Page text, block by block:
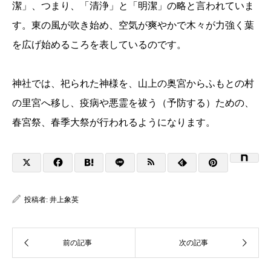
潔」、つまり、「清浄」と「明潔」の略と言われていま
す。東の風が吹き始め、空気が爽やかで木々が力強く葉
を広げ始めるころを表しているのです。
神社では、祀られた神様を、山上の奥宮からふもとの村
の里宮へ移し、疫病や悪霊を祓う（予防する）ための、
春宮祭、春季大祭が行われるようになります。
投稿者: 井上象英